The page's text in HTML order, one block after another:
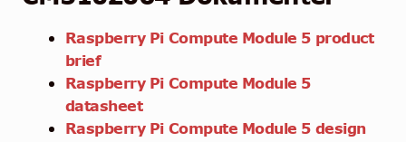
Raspberry Pi Compute Module 5 product
brief
Raspberry Pi Compute Module 5
datasheet
Raspberry Pi Compute Module 5 design